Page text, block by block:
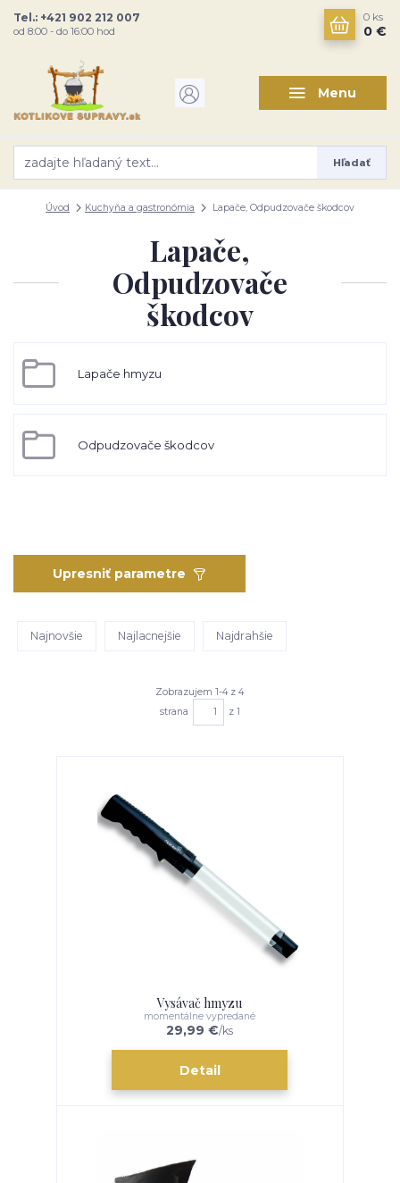
Menu
Hľadať
Tel.: +421 902 212 007
od 8:00 - do 16:00 hod
0 ks
0 €
Úvod Kuchyňa a gastronómia Lapače, Odpudzovače škodcov
Lapače,
Odpudzovače
škodcov
Lapače hmyzu
Odpudzovače škodcov
Upresniť parametre
Najnovšie Najlacnejšie Najdrahšie
Zobrazujem 1-4 z 4
strana
z 1
Vysávač hmyzu
29,99 €/ks
momentálne vypredané
Detail